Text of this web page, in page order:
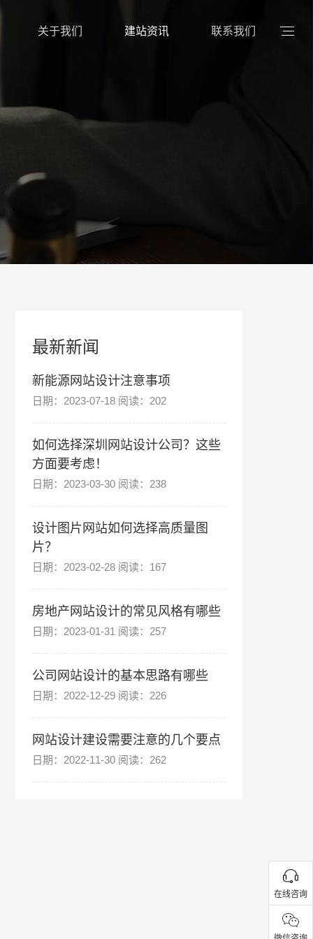
关于我们 建站资讯 联系我们
最新新闻
新能源网站设计注意事项
日期：2023-07-18 阅读：202
如何选择深圳网站设计公司？这些
方面要考虑！
日期：2023-03-30 阅读：238
设计图片网站如何选择高质量图
片？
日期：2023-02-28 阅读：167
房地产网站设计的常见风格有哪些
日期：2023-01-31 阅读：257
公司网站设计的基本思路有哪些
日期：2022-12-29 阅读：226
网站设计建设需要注意的几个要点
日期：2022-11-30 阅读：262
在线咨询